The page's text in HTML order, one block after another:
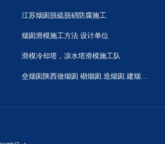
江苏烟囱脱硫脱硝防腐施工
烟囱滑模施工方法 设计单位
滑模冷却塔，凉水塔滑模施工队
垒烟囱陕西做烟囱 砌烟囱.造烟囱.建烟囱公司